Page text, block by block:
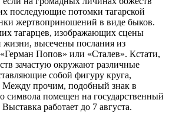
последующие потомки тагарской
жертвоприношений в виде быков.
тагарцев, изображающих сцены
жизни, высечены послания из
Попов» или «Сталев». Кстати,
зачастую окружают различные
собой фигуру круга,
Между прочим, подобный знак в
символа помещен на государственный
работает до 7 августа.